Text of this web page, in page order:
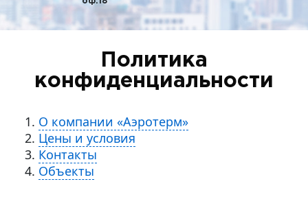
Политика
конфиденциальности
О компании «Аэротерм»
Цены и условия
Контакты
Объекты